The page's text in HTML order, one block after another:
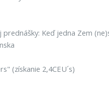
Keď jedna Zem
(získanie 2,4CEU´s)